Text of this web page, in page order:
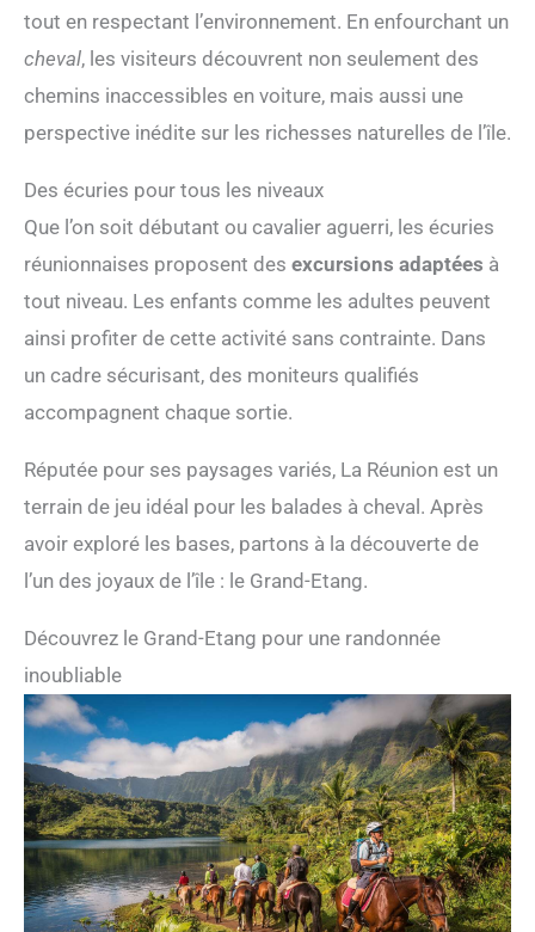
tout en respectant l’environnement. En enfourchant un
cheval, les visiteurs découvrent non seulement des
chemins inaccessibles en voiture, mais aussi une
perspective inédite sur les richesses naturelles de l’île.
Des écuries pour tous les niveaux
Que l’on soit débutant ou cavalier aguerri, les écuries
réunionnaises proposent des excursions adaptées à
tout niveau. Les enfants comme les adultes peuvent
ainsi profiter de cette activité sans contrainte. Dans
un cadre sécurisant, des moniteurs qualifiés
accompagnent chaque sortie.
Réputée pour ses paysages variés, La Réunion est un
terrain de jeu idéal pour les balades à cheval. Après
avoir exploré les bases, partons à la découverte de
l’un des joyaux de l’île : le Grand-Etang.
Découvrez le Grand-Etang pour une randonnée
inoubliable